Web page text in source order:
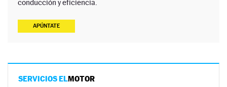
conducción y eficiencia.
APÚNTATE
SERVICIOS ELMOTOR